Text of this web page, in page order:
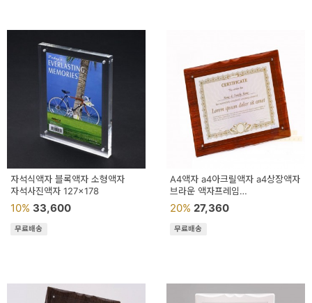
자석식액자 블록액자 소형액자
자석사진액자 127x178
10% 33,600
무료배송
A4액자 a4아크릴액자 a4상장액자
브라운 액자프레임
상장액자벽걸이형 아크릴상장액자
탁상용액자 a4액자프
20% 27,360
무료배송